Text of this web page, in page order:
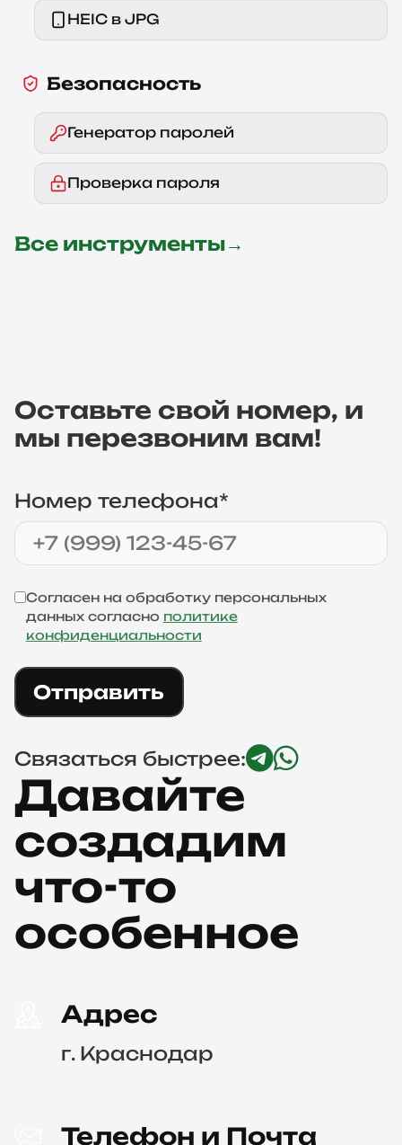
HEIC в JPG
Безопасность
Генератор паролей
Проверка пароля
Все инструменты→
Давайте
создадим
что-то
особенное
Адрес
г. Краснодар
Телефон и Почта
Оставьте свой номер, и
мы перезвоним вам!
Номер телефона*
Согласен на обработку персональных
данных согласно политике
конфиденциальности
Отправить
Связаться быстрее: